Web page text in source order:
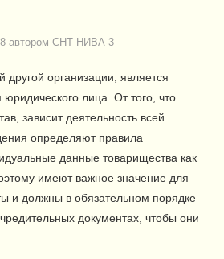
авторомСНТ НИВА-3
другой организации, является
лица. От того, что
зависит деятельность всей
определяют правила
данные товарищества как
имеют важное значение для
и должны в обязательном порядке
документах, чтобы они